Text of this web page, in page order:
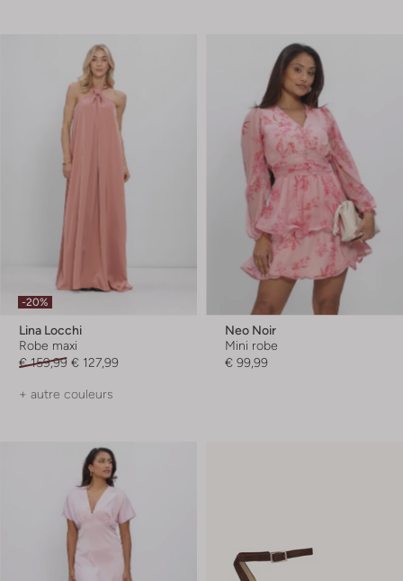
-20%
Lina Locchi
Robe maxi
€ 159,99 € 127,99
+ autre couleurs
Neo Noir
Mini robe
€ 99,99